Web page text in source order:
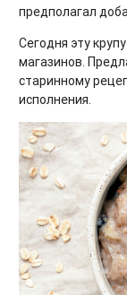
предполагал
Сегодня эту
магазинов.
старинному
исполнения.